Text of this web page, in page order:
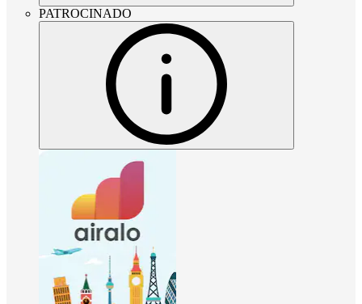
PATROCINADO